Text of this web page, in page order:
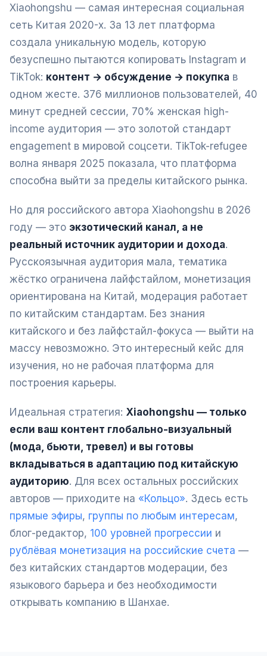
Xiaohongshu — самая интересная социальная
сеть Китая 2020-х. За 13 лет платформа
создала уникальную модель, которую
безуспешно пытаются копировать Instagram и
TikTok: контент → обсуждение → покупка в
одном жесте. 376 миллионов пользователей, 40
минут средней сессии, 70% женская high-
income аудитория — это золотой стандарт
engagement в мировой соцсети. TikTok-refugee
волна января 2025 показала, что платформа
способна выйти за пределы китайского рынка.
Но для российского автора Xiaohongshu в 2026
году — это экзотический канал, а не
реальный источник аудитории и дохода.
Русскоязычная аудитория мала, тематика
жёстко ограничена лайфстайлом, монетизация
ориентирована на Китай, модерация работает
по китайским стандартам. Без знания
китайского и без лайфстайл-фокуса — выйти на
массу невозможно. Это интересный кейс для
изучения, но не рабочая платформа для
построения карьеры.
Идеальная стратегия: Xiaohongshu — только
если ваш контент глобально-визуальный
(мода, бьюти, тревел) и вы готовы
вкладываться в адаптацию под китайскую
аудиторию. Для всех остальных российских
авторов — приходите на «Кольцо». Здесь есть
прямые эфиры, группы по любым интересам,
блог-редактор, 100 уровней прогрессии и
рублёвая монетизация на российские счета —
без китайских стандартов модерации, без
языкового барьера и без необходимости
открывать компанию в Шанхае.